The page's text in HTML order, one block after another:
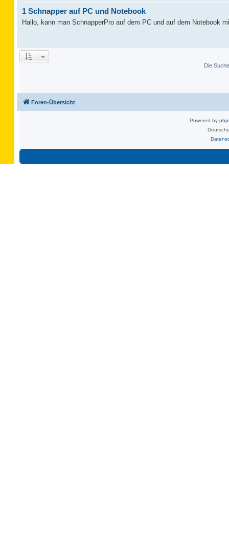
1 Schnapper auf PC und Notebook
Hallo, kann man SchnapperPro auf dem PC und auf dem Notebook
Die
Foren-Übersicht
Powered by